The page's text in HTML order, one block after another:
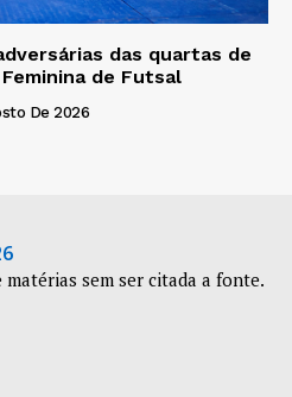
das quartas de
de Futsal
De 2026
sem ser citada a fonte.